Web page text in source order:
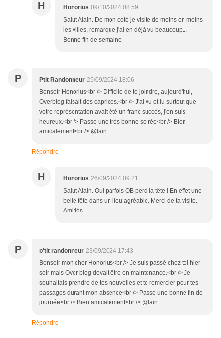
H Honorius 09/10/2024 08:59
Salut Alain. De mon coté je visite de moins en moins
les villes, remarque j'ai en déjà vu beaucoup...
Bonne fin de semaine
P Ptit Randonneur 25/09/2024 18:06
Bonsoir Honorius<br /> Difficile de te joindre, aujourd'hui,
Overblog faisait des caprices.<br /> J'ai vu et lu surtout que
votre représentation avait été un franc succès, j'en suis
heureux.<br /> Passe une très bonne soirée<br /> Bien
amicalement<br /> @lain
Répondre
H Honorius 26/09/2024 09:21
Salut Alain. Oui parfois OB perd la tête ! En effet une
belle fête dans un lieu agréable. Merci de ta visite.
Amitiés
P p'tit randonneur 23/09/2024 17:43
Bonsoir mon cher Honorius<br /> Je suis passé chez toi hier
soir mais Over blog devait être en maintenance.<br /> Je
souhaitais prendre de tes nouvelles et te remercier pour tes
passages durant mon absence<br /> Passe une bonne fin de
journée<br /> Bien amicalement<br /> @lain
Répondre